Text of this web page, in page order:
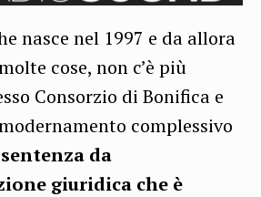
nasce nel 1997 e da allora
cose, non c’è più
Consorzio di Bonifica e
complessivo
da
giuridica che è